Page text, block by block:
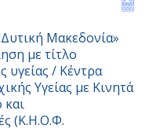
Μακεδονία»
με τίτλο
υγείας / Κέντρα
Υγείας με Κινητά
και
(Κ.Η.Ο.Φ.